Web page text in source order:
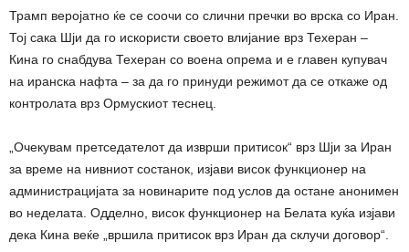
Трамп веројатно ќе се соочи со слични пречки во врска со Иран.
Тој сака Шји да го искористи своето влијание врз Техеран –
Кина го снабдува Техеран со воена опрема и е главен купувач
на иранска нафта – за да го принуди режимот да се откаже од
контролата врз Ормускиот теснец.
„Очекувам претседателот да изврши притисок“ врз Шји за Иран
за време на нивниот состанок, изјави висок функционер на
администрацијата за новинарите под услов да остане анонимен
во неделата. Одделно, висок функционер на Белата куќа изјави
дека Кина веќе „вршила притисок врз Иран да склучи договор“.